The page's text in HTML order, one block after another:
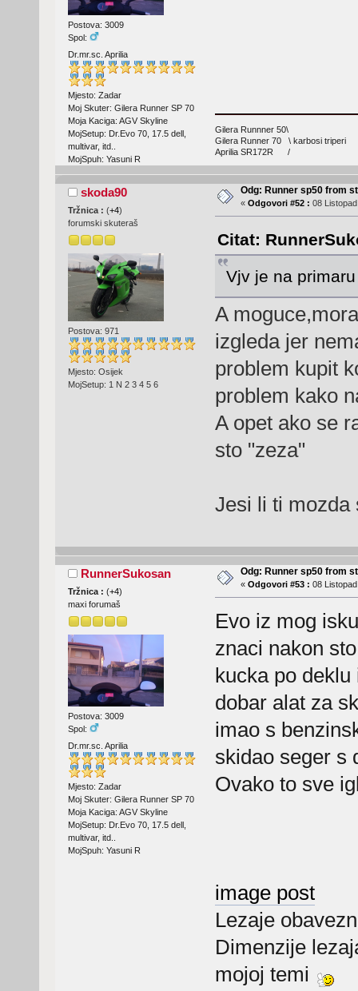
Postova: 3009
Spol:
Dr.mr.sc. Aprilia
Mjesto: Zadar
Moj Skuter: Gilera Runner SP 70
Moja Kaciga: AGV Skyline
MojSetup: Dr.Evo 70, 17.5 dell,
multivar, itd..
MojSpuh: Yasuni R
Gilera Runnner 50\
Gilera Runner 70 \ karbosi triperi
Aprilia SR172R /
skoda90
Tržnica : (+4)
forumski skuteraš
Postova: 971
Mjesto: Osijek
MojSetup: 1 N 2 3 4 5 6
Odg: Runner sp50 from
« Odgovori #52 : 08
Citat:
Vjv je na
A
izgleda jer
problem kupit
problem kako
A opet ako se
sto "zeza"
Jesi li ti mozda
RunnerSukosan
Tržnica : (+4)
maxi forumaš
Postova: 3009
Spol:
Dr.mr.sc. Aprilia
Mjesto: Zadar
Moj Skuter: Gilera Runner SP 70
Moja Kaciga: AGV Skyline
MojSetup: Dr.Evo 70, 17.5 dell,
multivar, itd..
MojSpuh: Yasuni R
Odg: Runner sp50 from
« Odgovori #53 : 08
Evo iz mog
znaci nakon
kucka po
dobar alat za
imao s
skidao seger s
Ovako to sve
image post
Lezaje
Dimenzije
mojoj temi